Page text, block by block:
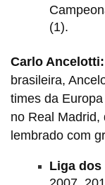
(1).
Carlo Ancelotti:
brasileira,
times da
no Real Madrid,
lembrado com
Liga dos